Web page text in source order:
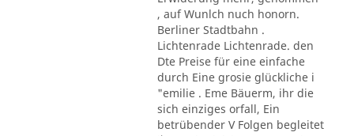
, auf Wunlch nuch honorn.
Berliner Stadtbahn .
Lichtenrade Lichtenrade. den
Dte Preise für eine einfache
durch Eine grosie glückliche i
"emilie . Eme Bäuerm, ihr die
sich einziges orfall, Ein
betrübender V Folgen begleitet